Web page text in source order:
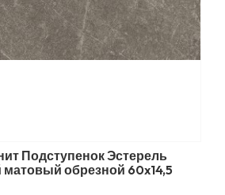
Подступенок Эстерель
обрезной 60x14,5